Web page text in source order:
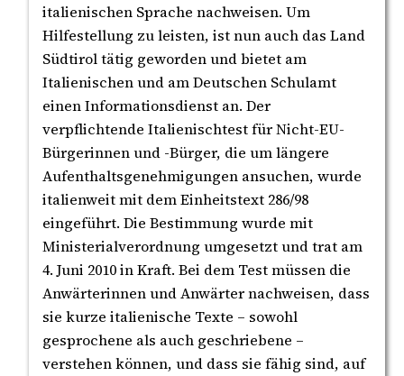
italienischen Sprache nachweisen. Um
Hilfestellung zu leisten, ist nun auch das Land
Südtirol tätig geworden und bietet am
Italienischen und am Deutschen Schulamt
einen Informationsdienst an. Der
verpflichtende Italienischtest für Nicht-EU-
Bürgerinnen und -Bürger, die um längere
Aufenthaltsgenehmigungen ansuchen, wurde
italienweit mit dem Einheitstext 286/98
eingeführt. Die Bestimmung wurde mit
Ministerialverordnung umgesetzt und trat am
4. Juni 2010 in Kraft. Bei dem Test müssen die
Anwärterinnen und Anwärter nachweisen, dass
sie kurze italienische Texte – sowohl
gesprochene als auch geschriebene –
verstehen können, und dass sie fähig sind, auf